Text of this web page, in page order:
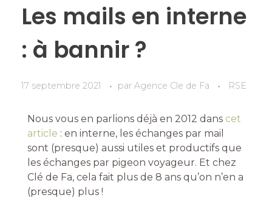
Les mails en interne
: à bannir ?
17 septembre 2021 par Agence Cle de Fa RSE
Nous vous en parlions déjà en 2012 dans cet
article : en interne, les échanges par mail
sont (presque) aussi utiles et productifs que
les échanges par pigeon voyageur. Et chez
Clé de Fa, cela fait plus de 8 ans qu’on n’en a
(presque) plus !